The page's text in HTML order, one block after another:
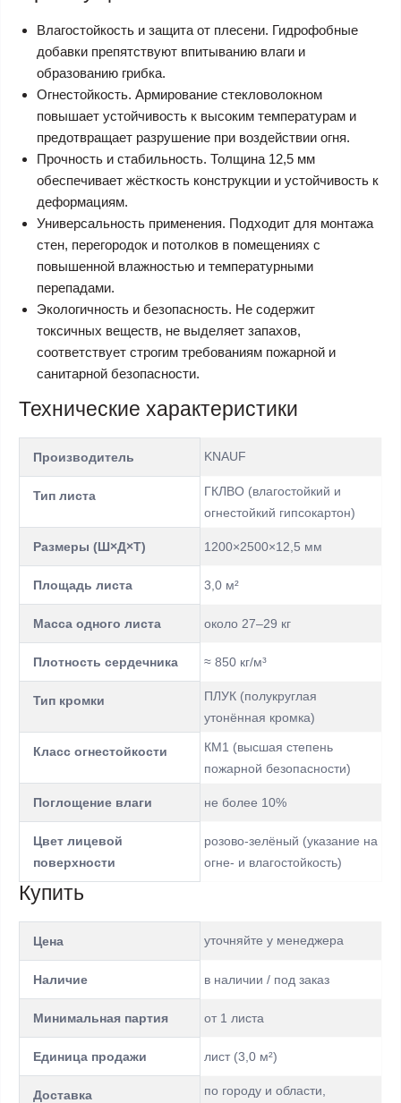
Влагостойкость и защита от плесени. Гидрофобные
добавки препятствуют впитыванию влаги и
образованию грибка.
Огнестойкость. Армирование стекловолокном
повышает устойчивость к высоким температурам и
предотвращает разрушение при воздействии огня.
Прочность и стабильность. Толщина 12,5 мм
обеспечивает жёсткость конструкции и устойчивость к
деформациям.
Универсальность применения. Подходит для монтажа
стен, перегородок и потолков в помещениях с
повышенной влажностью и температурными
перепадами.
Экологичность и безопасность. Не содержит
токсичных веществ, не выделяет запахов,
соответствует строгим требованиям пожарной и
санитарной безопасности.
Технические характеристики
Производитель KNAUF
Тип листа
ГКЛВО (влагостойкий и
огнестойкий гипсокартон)
Размеры (Ш×Д×Т) 1200×2500×12,5 мм
Площадь листа 3,0 м²
Масса одного листа около 27–29 кг
Плотность сердечника ≈ 850 кг/м³
Тип кромки
ПЛУК (полукруглая
утонённая кромка)
Класс огнестойкости
КМ1 (высшая степень
пожарной безопасности)
Поглощение влаги не более 10%
Цвет лицевой
поверхности
розово-зелёный (указание на
огне- и влагостойкость)
Купить
Цена уточняйте у менеджера
Наличие в наличии / под заказ
Минимальная партия от 1 листа
Единица продажи лист (3,0 м²)
Доставка по городу и области,